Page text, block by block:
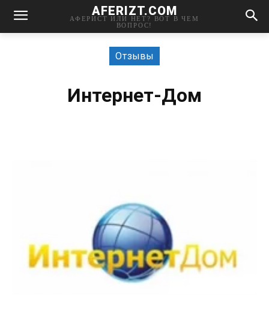
AFERIZT.COM
АФЕРИСТ ИЛИ НЕТ? ВОТ В ЧЕМ
ВОПРОС!
Отзывы
Интернет-Дом